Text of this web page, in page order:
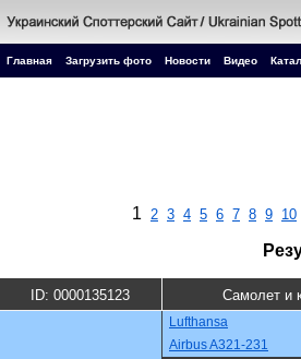
Главная Загрузить фото Новости Видео
1 2 3 4 5 6 7 8 9 10
ID: 0000135123 Самолет и
Lufthansa
Airbus A321-231